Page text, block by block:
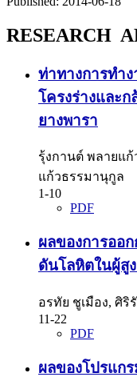
RESEARCH
ท่าทางการทำ
โครงร่างและ
ยางพารา
รุ้งกานต์ พลายแ
แก้วธรรมานุกูล
1-10
PDF
ผลของการออ
ดันโลหิตในผู้สู
อรทัย ชูเมือง, ศิ
11-22
PDF
ผลของโปรแก